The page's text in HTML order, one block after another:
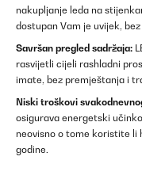
nakupljanje leda na
dostupan Vam je uvijek,
Savršan pregled sadržaja:
rasvijetli cijeli rashladni
imate, bez premještanja i
Niski troškovi
osigurava energetski
neovisno o tome koristite li
godine.